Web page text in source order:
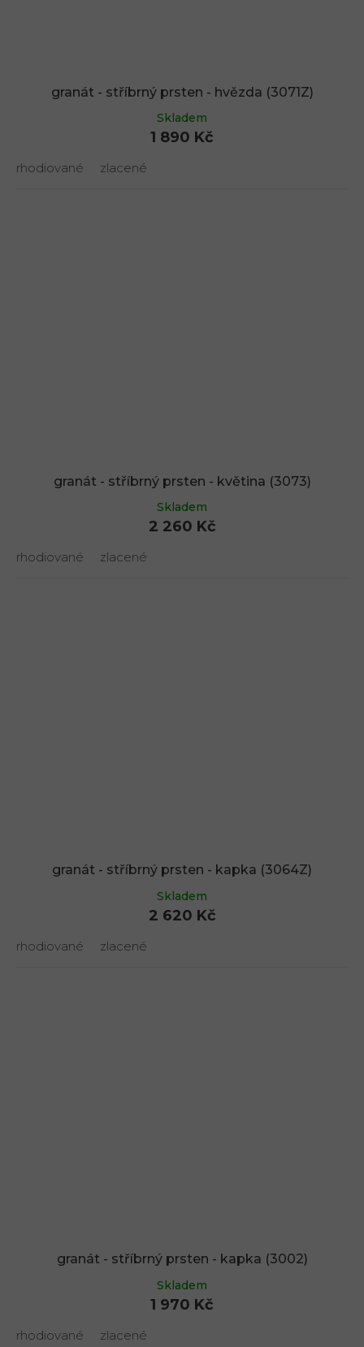
granát - stříbrný prsten - hvězda (3071Z)
Skladem
1 890 Kč
rhodiované zlacené
granát - stříbrný prsten - květina (3073)
Skladem
2 260 Kč
rhodiované zlacené
granát - stříbrný prsten - kapka (3064Z)
Skladem
2 620 Kč
rhodiované zlacené
granát - stříbrný prsten - kapka (3002)
Skladem
1 970 Kč
rhodiované zlacené